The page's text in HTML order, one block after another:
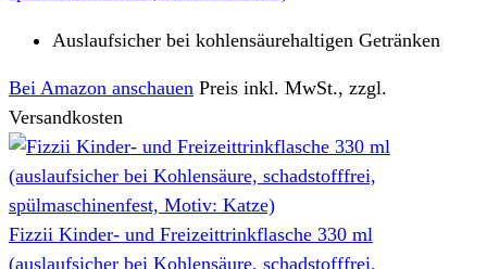
Auslaufsicher bei kohlensäurehaltigen Getränken
Bei Amazon anschauen Preis inkl. MwSt., zzgl.
Versandkosten
Fizzii Kinder- und Freizeittrinkflasche 330 ml
(auslaufsicher bei Kohlensäure, schadstofffrei,